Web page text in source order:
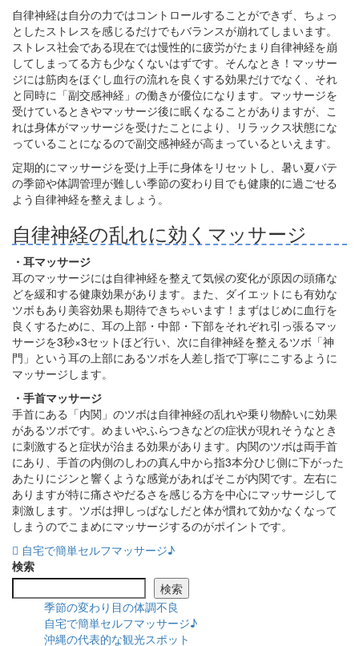
自律神経は自分の力ではコントロールすることができず、ちょっ
としたストレスを感じるだけでもバランスが崩れてしまいます。
ストレス社会である現在では慢性的に疲労がたまり自律神経を崩
してしまってる方も少なくないはずです。そんなとき！マッサー
ジには筋肉をほぐし血行の流れを良くする効果だけでなく、それ
と同時に「副交感神経」の働きが優位になります。マッサージを
受けているときやマッサージ後に眠くなることがありますが、こ
れは身体がマッサージを受けたことにより、リラックス状態にな
っていることになるので副交感神経が高まっているといえます。
定期的にマッサージを受け上手に身体をリセットし、暑い夏バテ
の季節や体調管理が難しい季節の変わり目でも健康的に過ごせる
よう自律神経を整えましょう。
自律神経の乱れに効くマッサージ
・耳マッサージ
耳のマッサージには自律神経を整えて気候の変化が原因の頭痛な
どを緩和する健康効果があります。また、ダイエットにも有効な
ツボもあり美容効果も期待できちゃいます！まずはじめに血行を
良くするために、耳の上部・中部・下部をそれぞれ引っ張るマッ
サージを3秒×3セットほど行い、次に自律神経を整えるツボ「神
門」という耳の上部にあるツボを人差し指で丁寧にこするように
マッサージします。
・手首マッサージ
手首にある「内関」のツボは自律神経の乱れや乗り物酔いに効果
があるツボです。めまいやふらつきなどの症状が現れそうなとき
に刺激すると症状が治まる効果があります。内関のツボは両手首
にあり、手首の内側のしわの真ん中から指3本分ひじ側に下がった
あたりにジンと響くような感覚があればそこが内関です。左右に
ありますが特に痛さやだるさを感じる方を中心にマッサージして
刺激します。ツボは押しっぱなしだと体が慣れて効かなくなって
しまうのでこまめにマッサージするのがポイントです。
投
稿
自宅で簡単セルフマッサージ♪
検索
検索
季節の変わり目の体調不良
自宅で簡単セルフマッサージ♪
沖縄の代表的な観光スポット